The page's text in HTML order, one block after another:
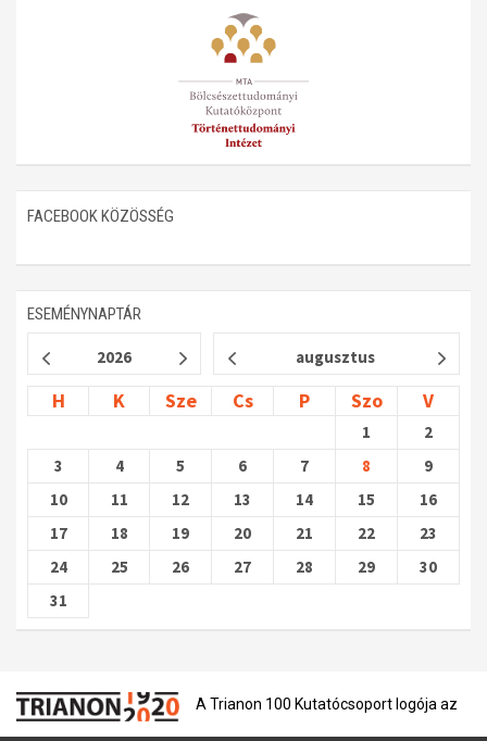
FACEBOOK KÖZÖSSÉG
ESEMÉNYNAPTÁR
2026 augusztus
H K Sze Cs P Szo V
1
2
3
4 5 6 7 8
9
10
11 12 13 14 15
16
17
18 19 20 21 22
23
24
25 26 27 28 29
30
31
A Trianon 100 Kutatócsoport logója az